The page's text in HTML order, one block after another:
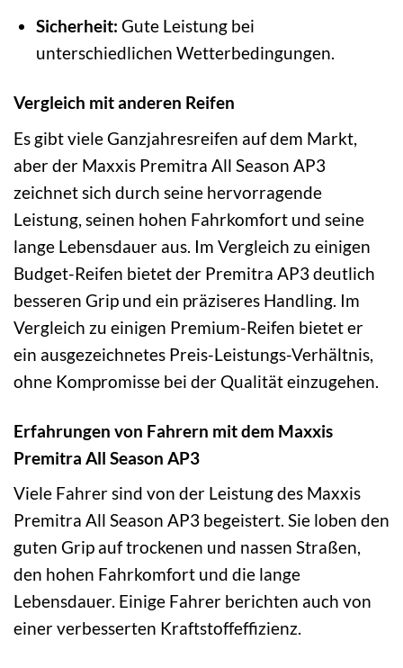
Sicherheit: Gute Leistung bei
unterschiedlichen Wetterbedingungen.
Vergleich mit anderen Reifen
Es gibt viele Ganzjahresreifen auf dem Markt,
aber der Maxxis Premitra All Season AP3
zeichnet sich durch seine hervorragende
Leistung, seinen hohen Fahrkomfort und seine
lange Lebensdauer aus. Im Vergleich zu einigen
Budget-Reifen bietet der Premitra AP3 deutlich
besseren Grip und ein präziseres Handling. Im
Vergleich zu einigen Premium-Reifen bietet er
ein ausgezeichnetes Preis-Leistungs-Verhältnis,
ohne Kompromisse bei der Qualität einzugehen.
Erfahrungen von Fahrern mit dem Maxxis
Premitra All Season AP3
Viele Fahrer sind von der Leistung des Maxxis
Premitra All Season AP3 begeistert. Sie loben den
guten Grip auf trockenen und nassen Straßen,
den hohen Fahrkomfort und die lange
Lebensdauer. Einige Fahrer berichten auch von
einer verbesserten Kraftstoffeffizienz.